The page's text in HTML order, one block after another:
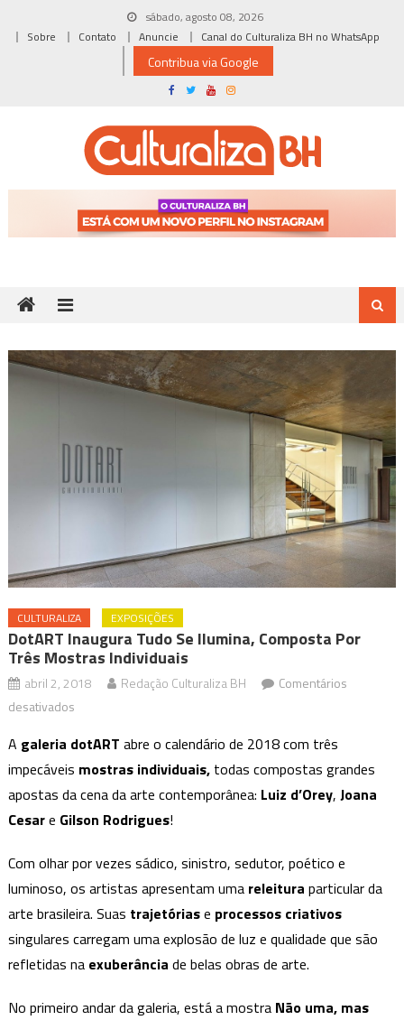
sábado, agosto 08, 2026
Sobre
Contato Anuncie Canal do Culturaliza BH no WhatsApp
Contribua via Google
CULTURALIZA EXPOSIÇÕES
DotART Inaugura Tudo Se Ilumina, Composta Por
Três Mostras Individuais
abril 2, 2018 Redação Culturaliza BH
Comentários
desativadosem
inaugura
Tudo
se
ilumina,
por
três
mostras
A galeria dotART abre o calendário de 2018 com três
impecáveis mostras individuais,todas compostas grandes
apostas da cena da arte contemporânea: Luiz d’Orey, Joana
Cesare Gilson Rodrigues!
Com olhar por vezes sádico, sinistro, sedutor, poético e
luminoso, os artistas apresentam umareleitura particular da
arte brasileira. Suas trajetóriase processos criativos
singulares carregam uma explosão de luz e qualidade que são
refletidas na exuberância de belas obras de arte.
No primeiro andar da galeria, está a mostraNão uma, mas